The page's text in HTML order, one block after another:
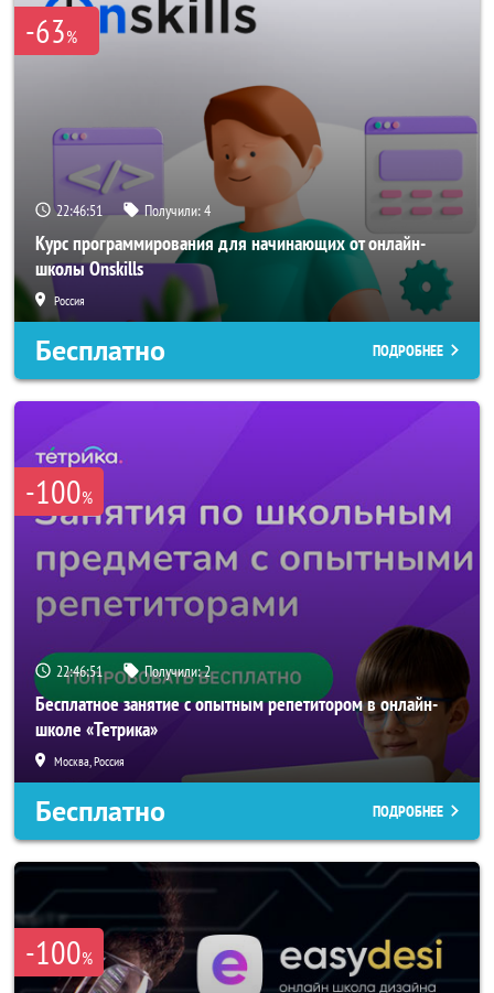
-63%
22:46:51 Получили:4
Курс программирования для начинающих от онлайн-
школы Onskills
Россия
Бесплатно ПОДРОБНЕЕ
-100%
22:46:51 Получили:2
Бесплатное занятие с опытным репетитором в онлайн-
школе «Тетрика»
Москва, Россия
Бесплатно ПОДРОБНЕЕ
-100%